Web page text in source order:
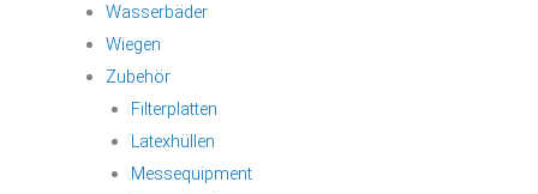
Wasserbäder
Wiegen
Zubehör
Filterplatten
Latexhüllen
Messequipment